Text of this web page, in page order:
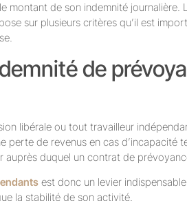
montant de son indemnité journalière.
sur plusieurs critères qu’il est
de
libérale ou tout travailleur
perte de revenus en cas d’incapacité
auprès duquel un contrat de
est donc un levier
la stabilité de son activité.